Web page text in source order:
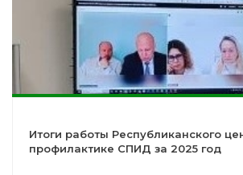
Итоги работы Республиканского
профилактике СПИД за 2025 год